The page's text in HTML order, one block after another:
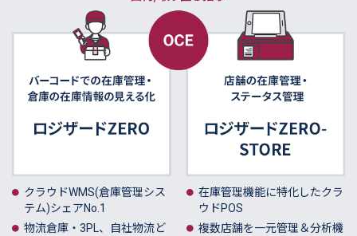
クラウドWMS(倉庫管理シス
テム)シェアNo.1
物流倉庫・3PL、自社物流ど
在庫管理機能に特化したクラ
ウドPOS
複数店舗を一元管理＆分析機